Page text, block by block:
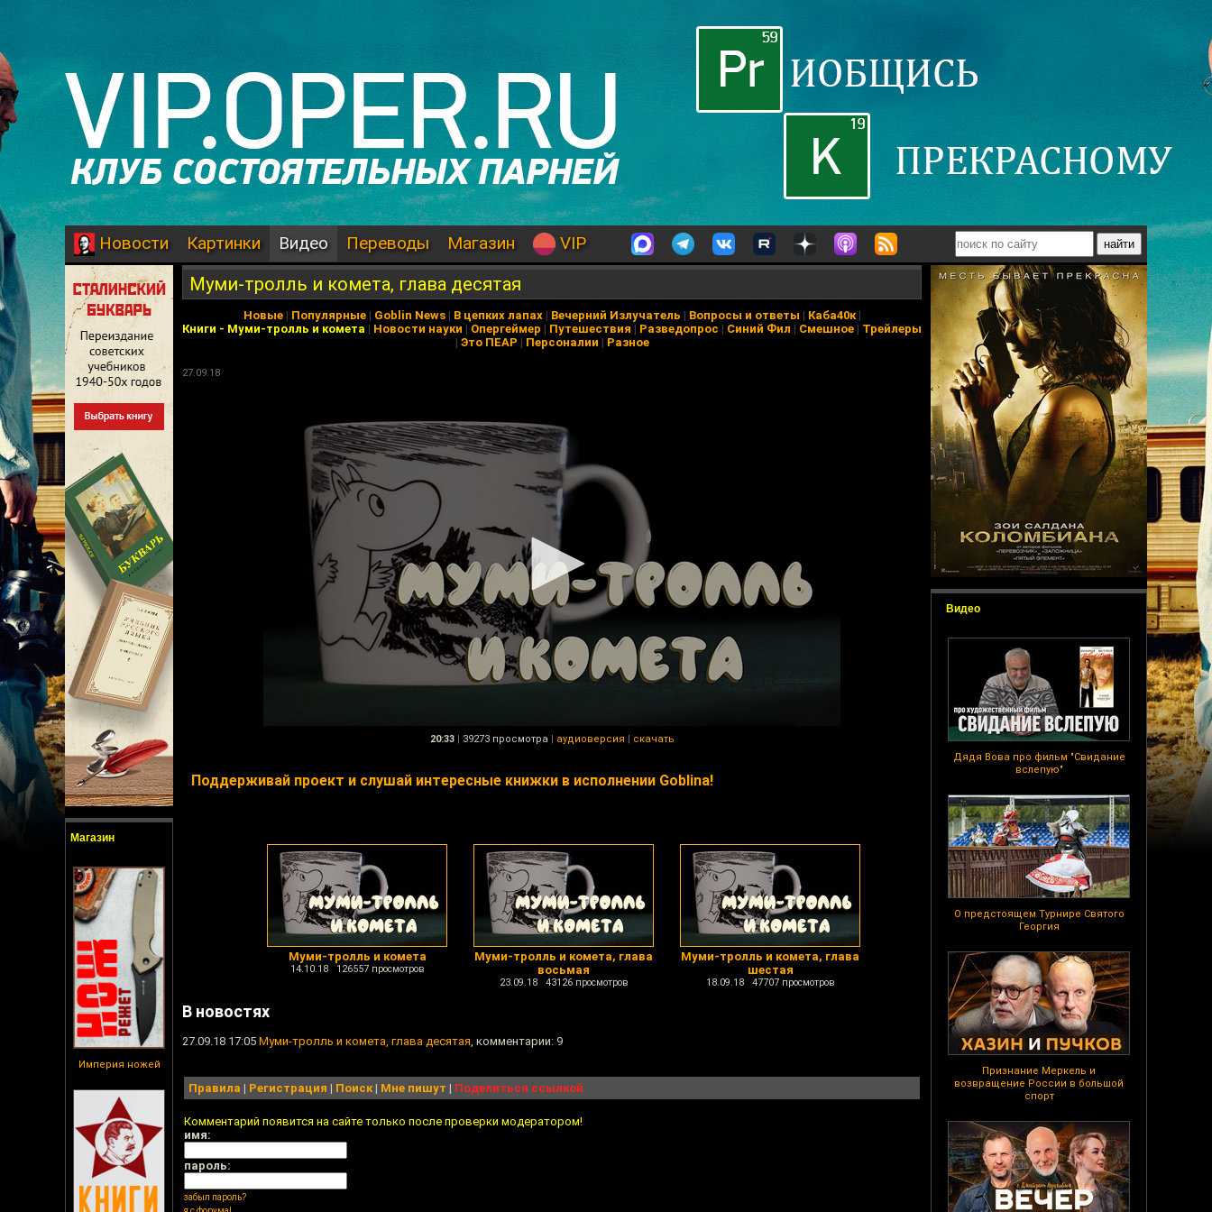
Новости Картинки Видео Переводы Магазин VIP
Магазин
Империя ножей
Видео
Дядя Вова про фильм "Свидание
вслепую"
О предстоящем Турнире Святого
Георгия
Признание Меркель и
возвращение России в большой
спорт
Муми-тролль и комета, глава десятая
Новые| Популярные| Goblin News| В цепких лапах| Вечерний Излучатель | Вопросы и ответы | Каба40к|
Книги - Муми-тролль и комета | Новости науки | Опергеймер | Путешествия | Разведопрос | Синий Фил | Смешное | Трейлеры
| Это ПЕАР | Персоналии | Разное
27.09.18
20:33 | 39273 просмотра | аудиоверсия | скачать
Поддерживай проект и слушай интересные книжки в исполнении Goblina!
Муми-тролль и комета
14.10.18 126557 просмотров
Муми-тролль и комета, глава
восьмая
23.09.18 43126 просмотров
Муми-тролль и комета, глава
шестая
18.09.18 47707 просмотров
В новостях
27.09.18 17:05 Муми-тролль и комета, глава десятая, комментарии: 9
Правила | Регистрация | Поиск| Мне пишут | Поделиться ссылкой
Комментарий появится на сайте только после проверки модератором!
имя:
пароль:
забыл пароль?